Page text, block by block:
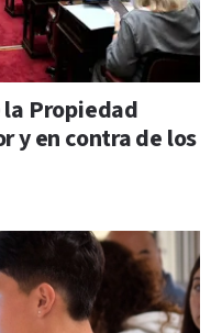
Propiedad
y en contra de los